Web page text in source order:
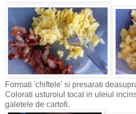
Formati 'chiftele' si presarati
Colorati usturoiul tocat in uleiul
galetele de cartofi.